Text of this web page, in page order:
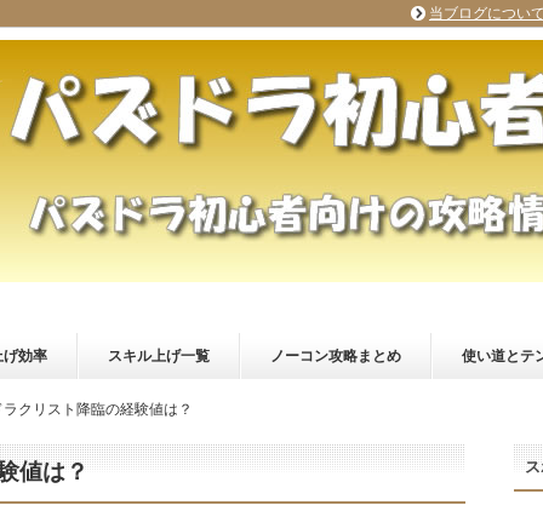
げ効率 スキル上げ一覧 ノーコン攻略まとめ 使い道とテ
ラクリスト降臨の経験値は？
値は？
当ブログについて